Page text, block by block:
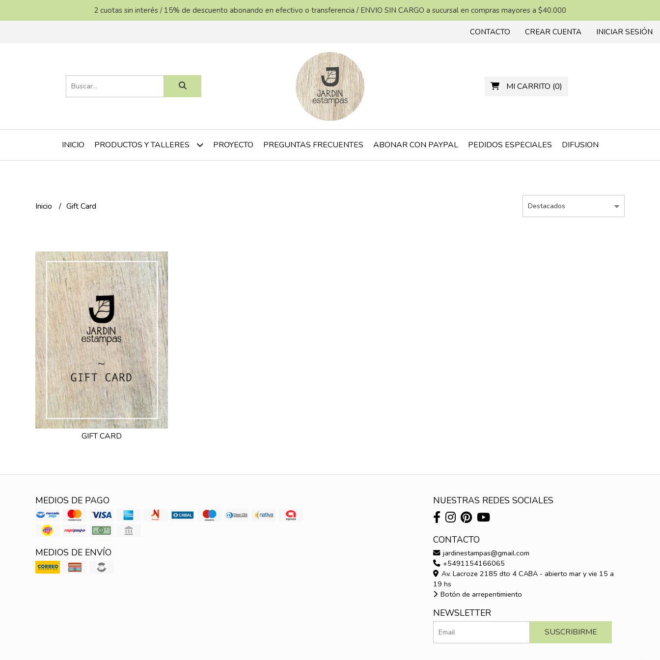
2 cuotas sin interés / 15% de descuento abonando en efectivo o transferencia / ENVIO SIN CARGO a sucursal en compras mayores a $40.000
CONTACTO CREAR CUENTA INICIAR SESIÓN
MI CARRITO (0)
INICIO PRODUCTOS Y TALLERES PROYECTO PREGUNTAS FRECUENTES ABONAR CON PAYPAL PEDIDOS ESPECIALES DIFUSION
Inicio Gift Card
GIFT CARD
MEDIOS DE PAGO
MEDIOS DE ENVÍO
NUESTRAS REDES SOCIALES
CONTACTO
jardinestampas@gmail.com
+5491154166065
Av. Lacroze 2185 dto 4 CABA - abierto mar y vie 15 a
19 hs
Botón de arrepentimiento
NEWSLETTER
SUSCRIBIRME